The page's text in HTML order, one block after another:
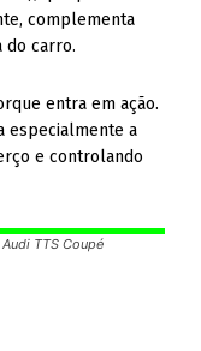
complementa
do carro.
entra em ação.
especialmente a
e controlando
Audi TTS Coupé